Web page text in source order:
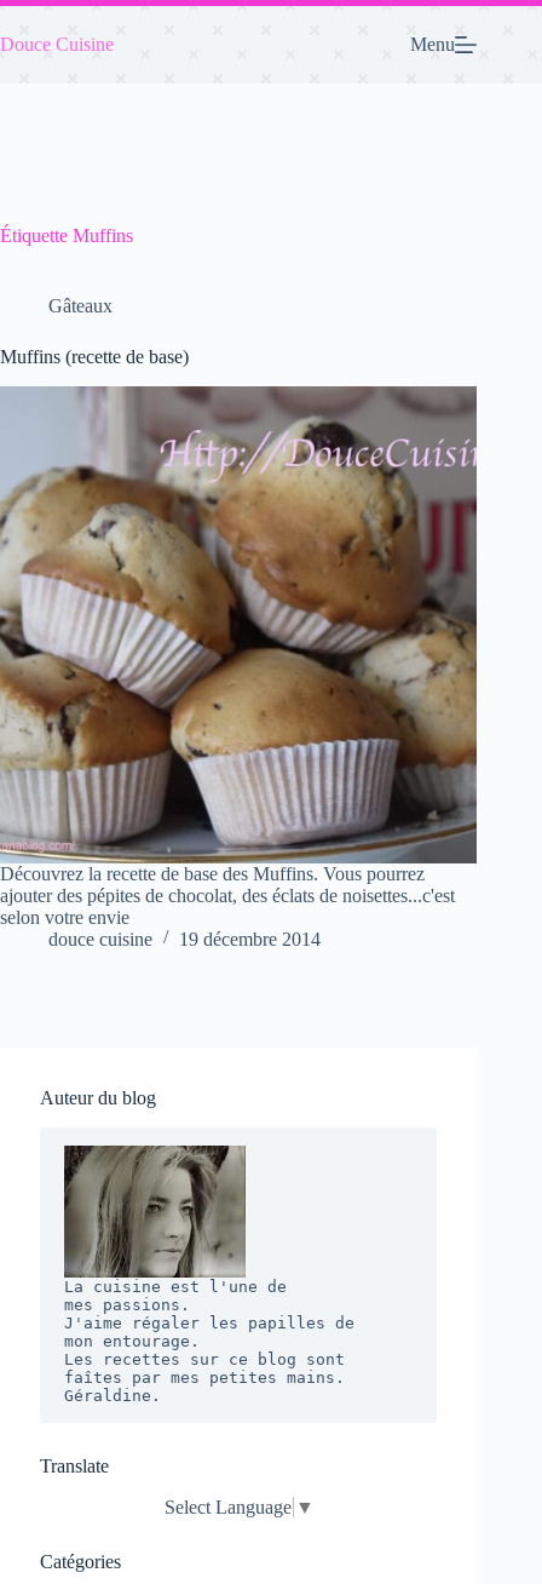
Passer
contenu
Douce Cuisine Menu
Étiquette Muffins
Gâteaux
Muffins (recette de base)
Découvrez la recette de base des Muffins. Vous pourrez
ajouter des pépites de chocolat, des éclats de noisettes...c'est
selon votre envie
douce cuisine
19 décembre 2014
Auteur du blog
La cuisine est l'une de
mes passions.
J'aime régaler les papilles de
mon entourage.
Les recettes sur ce blog sont
faîtes par mes petites mains.
Géraldine.
Translate
Select Language ▼
Catégories